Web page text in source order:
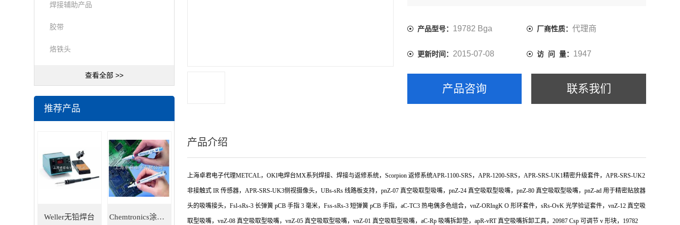
焊接辅助产品
胶带
烙铁头
查看全部 >>
推荐产品
Weller无铅焊台 Chemtronics涂层笔
产品型号： 19782 Bga 厂商性质： 代理商
更新时间： 2015-07-08 访 问 量： 1947
产品咨询 联系我们
产品介绍
上海卓君电子代理METCAL，OKI电焊台MX系列焊接、焊接与返修系统，Scorpion 返修系统APR-1100-SRS，APR-1200-SRS，APR-SRS-UK1精密升级套件，APR-SRS-UK2
非接触式 IR 传感器，APR-SRS-UK3侧视摄像头，UBs-sRs 线路板支持，pnZ-07 真空吸取型吸嘴，pnZ-24 真空吸取型吸嘴，pnZ-80 真空吸取型吸嘴，pnZ-ad 用于精密贴放器
头的吸嘴接头，Fsl-sRs-3 长弹簧 pCB 手指 3 毫米，Fss-sRs-3 短弹簧 pCB 手指，aC-TC3 热电偶多色组合，vnZ-ORIngK O 形环套件，sRs-OvK 光学验证套件，vnZ-12 真空吸
取型吸嘴，vnZ-08 真空吸取型吸嘴，vnZ-05 真空吸取型吸嘴，vnZ-01 真空吸取型吸嘴，aC-Rp 吸嘴拆卸垫，apR-vRT 真空吸嘴拆卸工具，20987 Csp 可调节 v 形块，19782